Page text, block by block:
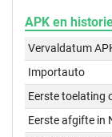
APK en
Vervaldatum
Importauto
Eerste toelating
Eerste afgifte in